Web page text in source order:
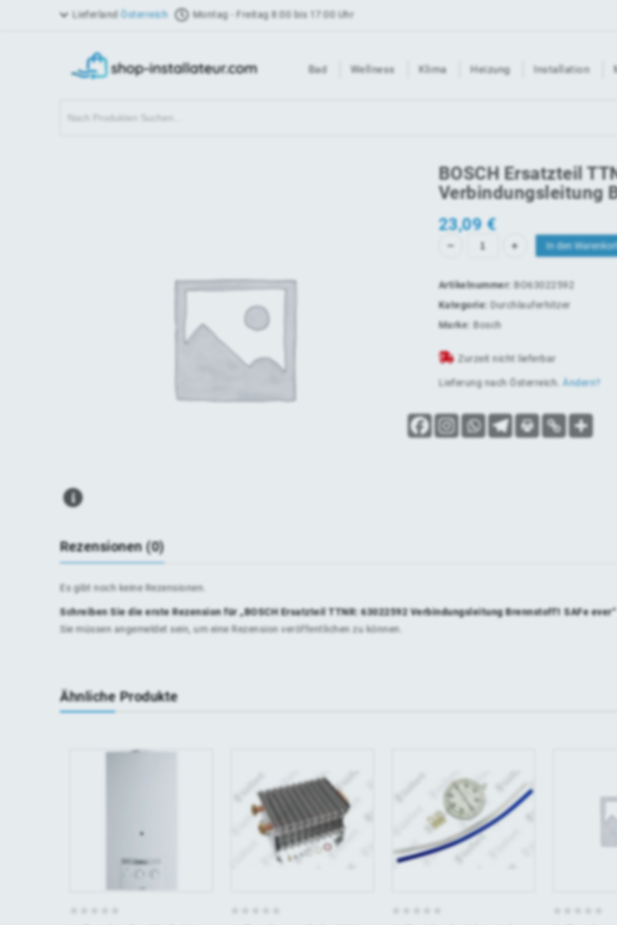
Lieferland Österreich Montag - Freitag 8:00 bis 17:00 Uhr
Bad Wellness Klima Heizung Installation
BOSCH Ersatzteil
Verbindungsleitung
23,09€
In den
Artikelnummer: BO63022592
Kategorie: Durchlauferhitzer
Marke:Bosch
Zurzeit nicht lieferbar
Lieferung nach Österreich Ändern?
Rezensionen (0)
Es gibt noch keine Rezensionen.
Schreiben Sie die erste Rezension für „BOSCH Ersatzteil TTNR: 63022592 Verbindungsleitung Brennstoff1 SAFe ever“
Sie müssen angemeldet sein, um eine Rezension veröffentlichen zu können.
Ähnliche Produkte